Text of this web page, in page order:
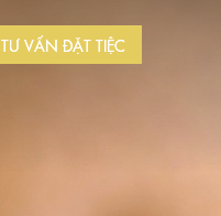
TƯ VẤN ĐẶT TIỆC